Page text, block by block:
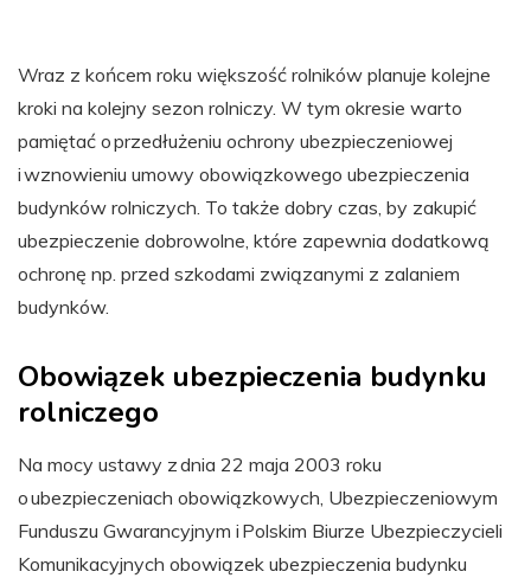
Wraz z końcem roku większość rolników planuje kolejne
kroki na kolejny sezon rolniczy. W tym okresie warto
pamiętać o przedłużeniu ochrony ubezpieczeniowej
i wznowieniu umowy obowiązkowego ubezpieczenia
budynków rolniczych. To także dobry czas, by zakupić
ubezpieczenie dobrowolne, które zapewnia dodatkową
ochronę np. przed szkodami związanymi z zalaniem
budynków.
Obowiązek ubezpieczenia budynku
rolniczego
Na mocy ustawy z dnia 22 maja 2003 roku
o ubezpieczeniach obowiązkowych, Ubezpieczeniowym
Funduszu Gwarancyjnym i Polskim Biurze Ubezpieczycieli
Komunikacyjnych obowiązek ubezpieczenia budynku